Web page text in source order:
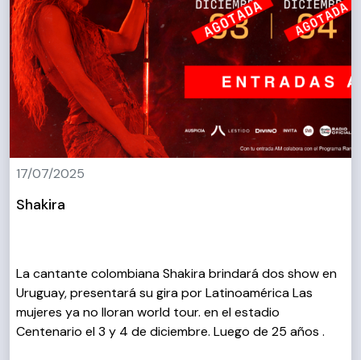
17/07/2025
Shakira
La cantante colombiana Shakira brindará dos show en
Uruguay, presentará su gira por Latinoamérica Las
mujeres ya no lloran world tour. en el estadio
Centenario el 3 y 4 de diciembre. Luego de 25 años .